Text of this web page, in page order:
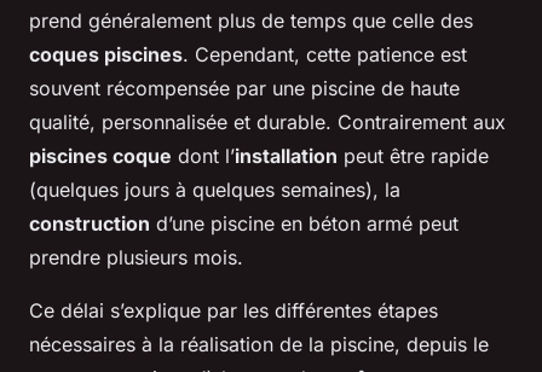
prend généralement plus de temps que celle des
coques piscines. Cependant, cette patience est
souvent récompensée par une piscine de haute
qualité, personnalisée et durable. Contrairement aux
piscines coque dont l’installation peut être rapide
(quelques jours à quelques semaines), la
construction d’une piscine en béton armé peut
prendre plusieurs mois.
Ce délai s’explique par les différentes étapes
nécessaires à la réalisation de la piscine, depuis le